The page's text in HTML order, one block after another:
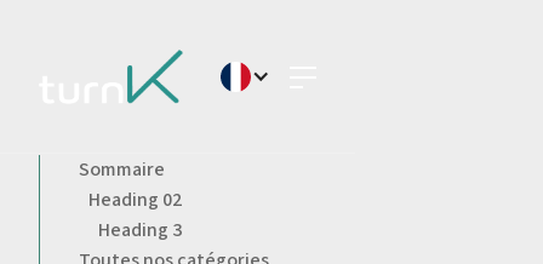
Sommaire
Heading 02
Heading 3